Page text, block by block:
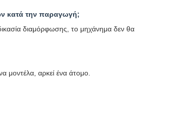
κατά την παραγωγή;
διαμόρφωσης, το μηχάνημα δεν θα
μοντέλα, αρκεί ένα άτομο.